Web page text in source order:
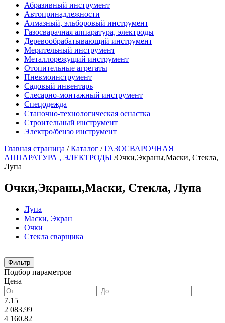
Абразивный инструмент
Автопринадлежности
Алмазный, эльборовый инструмент
Газосварачная аппаратура, электроды
Деревообрабатывающий инструмент
Мерительный инструмент
Металлорежущий инструмент
Отопительные агрегаты
Пневмоинструмент
Садовый инвентарь
Слесарно-монтажный инструмент
Спецодежда
Станочно-технологическая оснастка
Строительный инструмент
Электро/бензо инструмент
Главная страница / Каталог / ГАЗОСВАРОЧНАЯ
АППАРАТУРА , ЭЛЕКТРОДЫ /Очки,Экраны,Маски, Стекла,
Лупа
Очки,Экраны,Маски, Стекла, Лупа
Лупа
Маски, Экран
Очки
Стекла сварщика
Фильтр
Подбор параметров
Цена
7.15
2 083.99
4 160.82